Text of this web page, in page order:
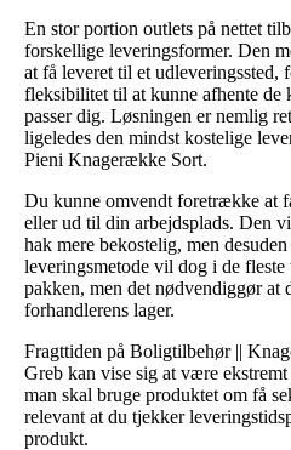
En stor portion outlets på nettet
forskellige leveringsformer. Den
at få leveret til et udleveringssted,
fleksibilitet til at kunne afhente de
passer dig. Løsningen er nemlig
ligeledes den mindst kostelige
Pieni Knagerække Sort.
Du kunne omvendt foretrække at
eller ud til din arbejdsplads. Den
hak mere bekostelig, men
leveringsmetode vil dog i de
pakken, men det nødvendiggør at
forhandlerens lager.
Fragttiden på Boligtilbehør ||
Greb kan vise sig at være
man skal bruge produktet om få
relevant at du tjekker
produkt.